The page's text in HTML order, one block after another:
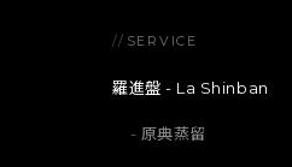
// SERVICE
羅進盤 - La Shinban
原典蒸留